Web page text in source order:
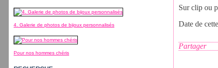
4. Galerie de photos de bijoux personnalisés
Pour nos hommes chéris
Sur clip ou
Date de
Partager